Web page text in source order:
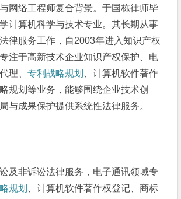
网络工程师复合背景。于国栋律师毕
计算机科学与技术专业。其长期从事
律服务工作，自2003年进入知识产权
注于高新技术企业知识产权保护、电
理、专利战略规划
、计算机软件著作
规划等业务，能够围绕企业技术创
与成果保护提供系统性法律服务。
及非诉讼法律服务，电子通讯领域专
规划
、计算机软件著作权登记、商标